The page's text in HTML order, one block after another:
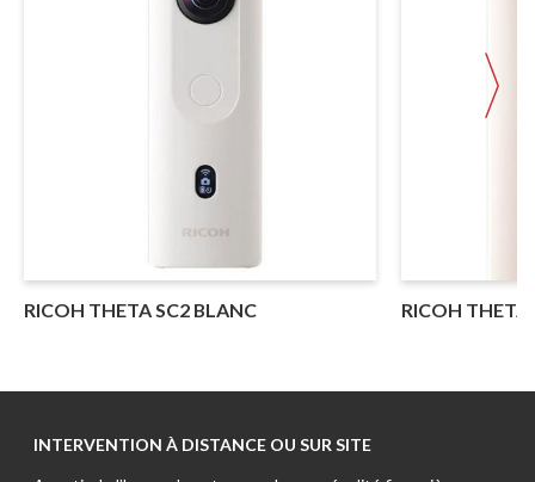
RICOH THETA SC2 BLANC RICOH THETA
INTERVENTION À DISTANCE OU SUR SITE